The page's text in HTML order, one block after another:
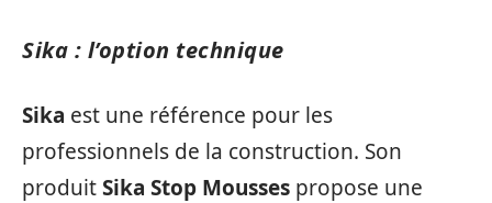
Sika : l’option technique
Sika est une référence pour les
professionnels de la construction. Son
produitSika Stop Mousses propose une